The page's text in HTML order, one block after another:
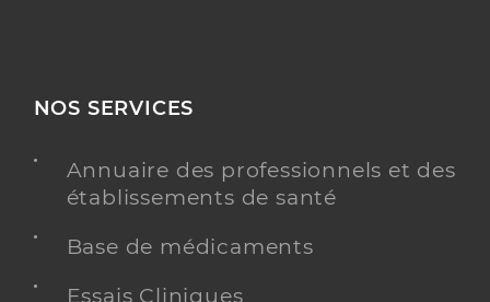
NOS SERVICES
Annuaire des professionnels et des
établissements de santé
Base de médicaments
Essais Cliniques